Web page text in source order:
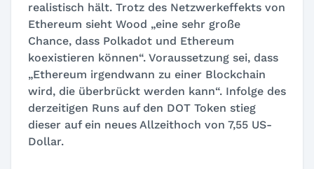
realistisch hält. Trotz des Netzwerkeffekts von
Ethereum sieht Wood „eine sehr große
Chance, dass Polkadot und Ethereum
koexistieren können“. Voraussetzung sei, dass
„Ethereum irgendwann zu einer Blockchain
wird, die überbrückt werden kann“. Infolge des
derzeitigen Runs auf den DOT Token stieg
dieser auf ein neues Allzeithoch von 7,55 US-
Dollar.